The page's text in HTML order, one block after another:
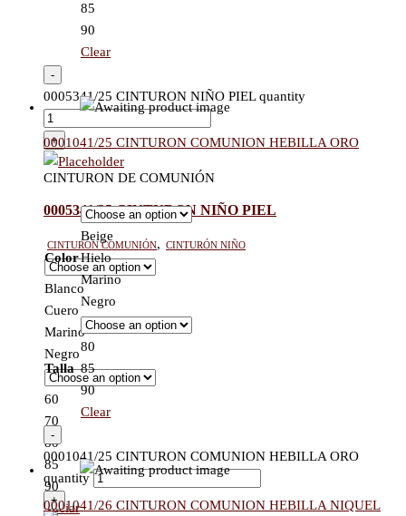
85
90
Clear
-
0005341/25 CINTURON NIÑO PIEL quantity
+
0005341/25 CINTURON NIÑO PIEL
Cinturón comunión, Cinturón niño
Blanco
Cuero
Marino
Negro
60
70
80
85
90
Vaciar
0001041/25 CINTURON COMUNION HEBILLA ORO
CINTURON DE COMUNIÓN
Color
Beige
Hielo
Marino
Negro
Talla
80
85
90
Clear
-
0001041/25 CINTURON COMUNION HEBILLA ORO
quantity
+
0001041/26 CINTURON COMUNION HEBILLA NIQUEL